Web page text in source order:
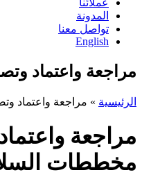
عملائنا
المدونة
تواصل معنا
English
مراجعة واعتماد
الرئيسية » مراجعة واعتماد
مراجعة
مخططات